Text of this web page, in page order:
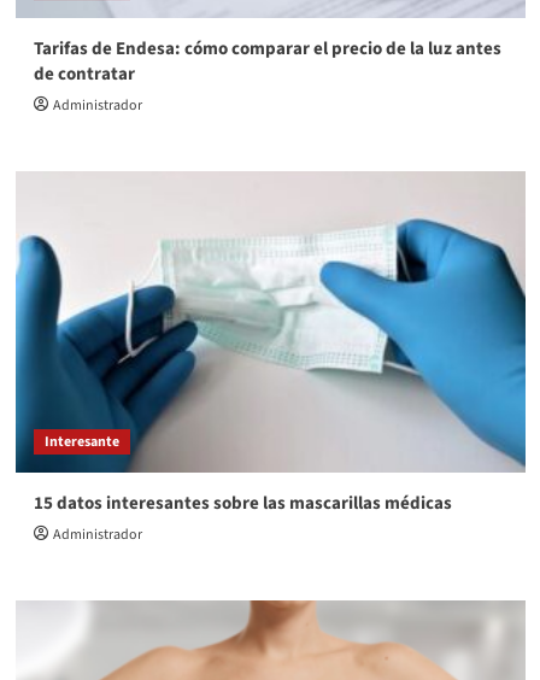
Tarifas de Endesa: cómo comparar el precio de la luz antes
de contratar
Administrador
Interesante
15 datos interesantes sobre las mascarillas médicas
Administrador